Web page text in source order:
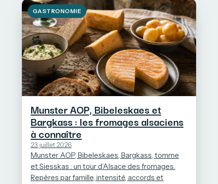
GASTRONOMIE
Munster AOP, Bibeleskaes et
Bargkass : les fromages alsaciens
à connaître
23 juillet 2026
Munster AOP, Bibeleskaes, Bargkass, tomme
et Siesskas : un tour d’Alsace des fromages.
Repères par famille, intensité, accords et